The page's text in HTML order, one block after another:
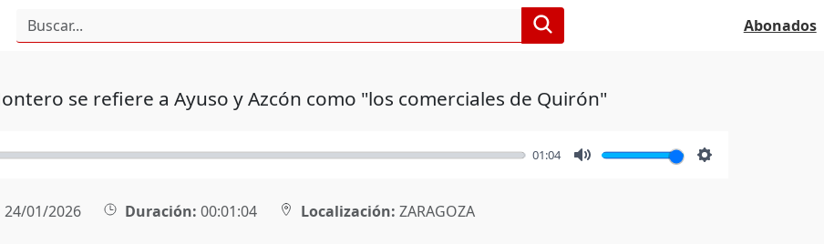
Abonados
se refiere a Ayuso y Azcón como "los comerciales de Quirón"
01:04
24/01/2026 Duración: 00:01:04 Localización: ZARAGOZA